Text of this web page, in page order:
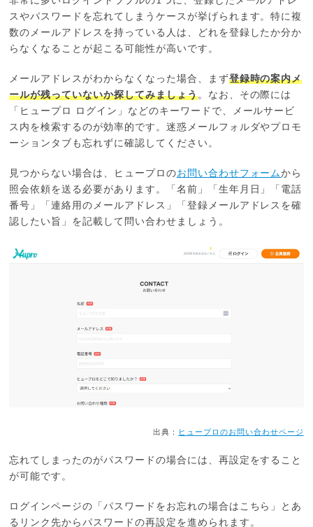
スやパスワードを忘れてしまうケースが挙げられます。特に複
数のメールアドレスを持っている人は、どれを登録したか分か
らなくなることが起こる可能性が高いです。
メールアドレスがわからなくなった場合、まず登録時の案内メ
ールが残っていないか探してみましょう。なお、その際には
「ヒュープロ ログイン」などのキーワードで、メールサービ
ス内を検索するのが効率的です。迷惑メールフォルダやプロモ
ーションタブも忘れずに確認してください。
見つからない場合は、ヒュープロのお問い合わせフォームから
照会依頼を送る必要があります。「名前」「生年月日」「電話
番号」「連絡用のメールアドレス」「登録メールアドレスを確
認したい旨」を記載して問い合わせましょう。
出典： ヒュープロのお問い合わせページ
忘れてしまったのがパスワードの場合には、再設定をすること
が可能です。
ログインページの「パスワードをお忘れの場合はこちら」とあ
るリンク先からパスワードの再設定を進められます。